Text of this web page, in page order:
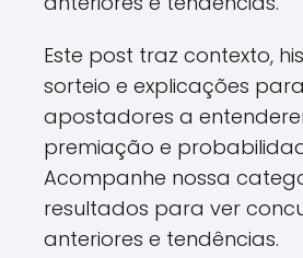
Este post traz contexto,
sorteio e explicações
apostadores a
premiação e
Acompanhe nossa
resultados para ver
anteriores e tendências.